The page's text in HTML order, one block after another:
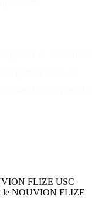
FLIZE USC
le NOUVION FLIZE